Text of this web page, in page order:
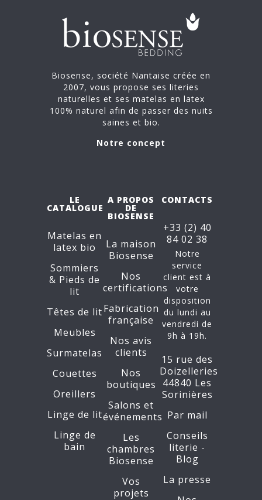
Biosense, société Nantaise créée en
2007, vous propose ses literies
naturelles et ses matelas en latex
100% naturel afin de passer des nuits
saines et bio.
Notre concept
LE
CATALOGUE
Matelas en
latex bio
Sommiers
& Pieds de
lit
Têtes de lit
Meubles
Surmatelas
Couettes
Oreillers
Linge de lit
Linge de
bain
A PROPOS
DE
BIOSENSE
La maison
Biosense
Nos
certifications
Fabrication
française
Nos avis
clients
Nos
boutiques
Salons et
événements
Les
chambres
Biosense
Vos
projets
CONTACTS
+33 (2) 40
84 02 38
Notre
service
client est à
votre
disposition
du lundi au
vendredi de
9h à 19h.
15 rue des
Doizelleries
44840 Les
Sorinières
Par mail
Conseils
literie -
Blog
La presse